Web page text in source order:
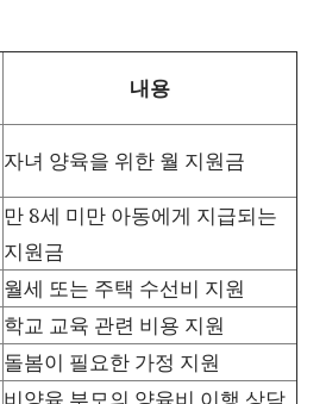
내용
자녀 양육을 위한 월 지원금
만 8세 미만 아동에게 지급되는
지원금
월세 또는 주택 수선비 지원
학교 교육 관련 비용 지원
돌봄이 필요한 가정 지원